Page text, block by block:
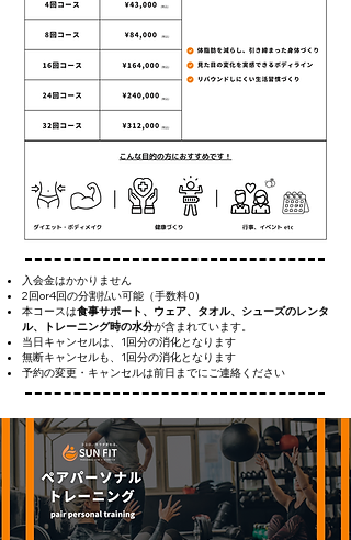
入会金はかかりません
2回or4回の分割払い可能（手数料0)
本コースは食事サポート、ウェア、タオル、シューズのレンタ
ル、トレーニング時の水分が含まれています。
当日キャンセルは、1回分の消化となります
無断キャンセルも、1回分の消化となります
予約の変更・キャンセルは前日までにご連絡ください